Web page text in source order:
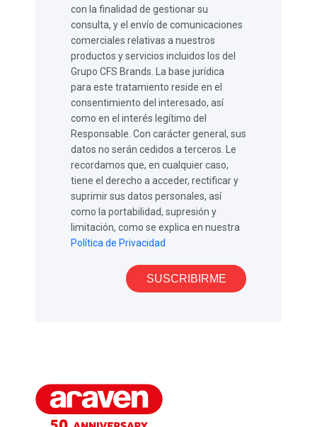
con la finalidad de gestionar su
consulta, y el envío de comunicaciones
comerciales relativas a nuestros
productos y servicios incluidos los del
Grupo CFS Brands. La base jurídica
para este tratamiento reside en el
consentimiento del interesado, así
como en el interés legítimo del
Responsable. Con carácter general, sus
datos no serán cedidos a terceros. Le
recordamos que, en cualquier caso,
tiene el derecho a acceder, rectificar y
suprimir sus datos personales, así
como la portabilidad, supresión y
limitación, como se explica en nuestra
Política de Privacidad
SUSCRIBIRME